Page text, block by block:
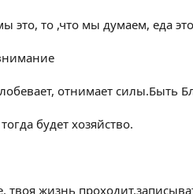
это, то ,что мы думаем, еда
отнимает силы.Быть
будет хозяйство.
твоя жизнь